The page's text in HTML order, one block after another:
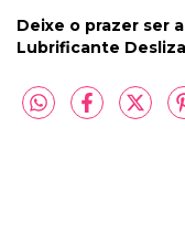
Deixe o prazer ser
Lubrificante